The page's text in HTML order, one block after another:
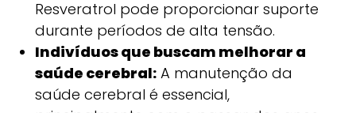
Resveratrol pode proporcionar suporte
durante períodos de alta tensão.
Indivíduos que buscam melhorar a
saúde cerebral:A manutenção da
saúde cerebral é essencial,